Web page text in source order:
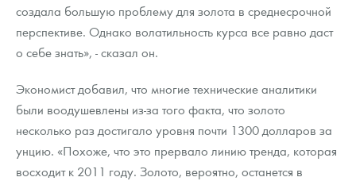
создала большую проблему для золота в среднесрочной
перспективе. Однако волатильность курса все равно даст
о себе знать», - сказал он.
Экономист добавил, что многие технические аналитики
были воодушевлены из-за того факта, что золото
несколько раз достигало уровня почти 1300 долларов за
унцию. «Похоже, что это прервало линию тренда, которая
восходит к 2011 году. Золото, вероятно, останется в